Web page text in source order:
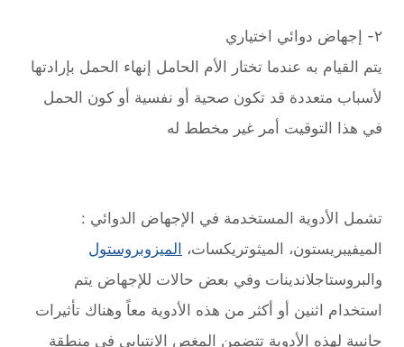
٢- إجهاض دوائي اختياري
يتم القيام به عندما تختار الأم الحامل إنهاء الحمل بإرادتها
لأسباب متعددة قد تكون صحية أو نفسية أو كون الحمل
في هذا التوقيت أمر غير مخطط له
تشمل الأدوية المستخدمة في الإجهاض الدوائي :
الميفيبريستون، الميثوتريكسات، الميزوبروستول
والبروستاجلاندينات وفي بعض حالات للإجهاض يتم
استخدام اثنين أو أكثر من هذه الأدوية معاً وهناك تأثيرات
جانبية لهذه الأدوية تتضمن المغص الانتيابي في منطقة